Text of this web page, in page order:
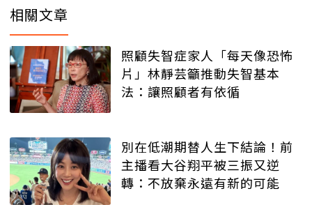
相關文章
照顧失智症家人「每天像恐怖
片」林靜芸籲推動失智基本
法：讓照顧者有依循
別在低潮期替人生下結論！前
主播看大谷翔平被三振又逆
轉：不放棄永遠有新的可能